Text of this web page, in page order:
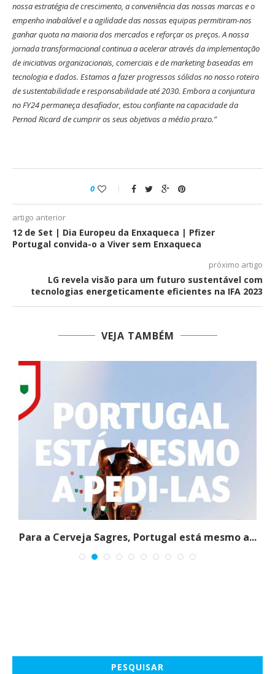
nossa estratégia de crescimento, a conveniência das nossas marcas e o
empenho inabalável e a agilidade das nossas equipas permitiram-nos
ganhar quota na maioria dos mercados e reforçar os preços. A nossa
jornada transformacional continua a acelerar através da implementação
de iniciativas organizacionais, comerciais e de marketing baseadas em
tecnologia e dados. Estamos a fazer progressos sólidos no nosso roteiro
de sustentabilidade e responsabilidade até 2030. Embora a conjuntura
no FY24 permaneça desafiador, estou confiante na capacidade da
Pernod Ricard de cumprir os seus objetivos a médio prazo.”
0
artigo anterior
12 de Set | Dia Europeu da Enxaqueca | Pfizer
Portugal convida-o a Viver sem Enxaqueca
próximo artigo
LG revela visão para um futuro sustentável com
tecnologias energeticamente eficientes na IFA 2023
VEJA TAMBÉM
Para a Cerveja Sagres, Portugal está mesmo a...
PESQUISAR